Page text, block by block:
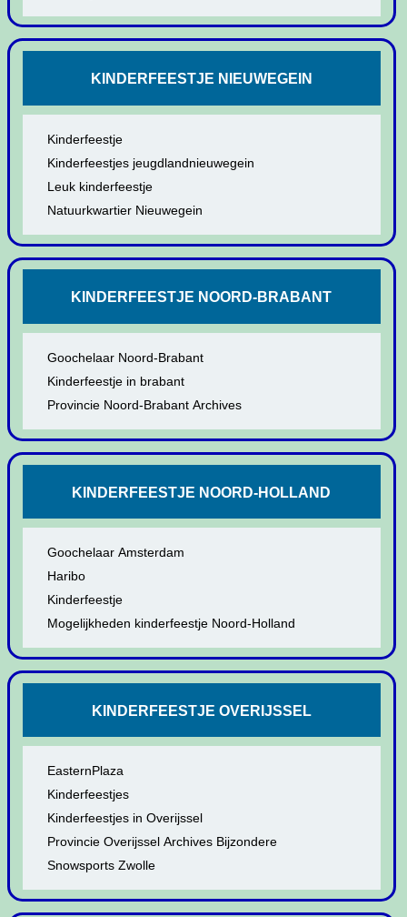
KINDERFEESTJE NIEUWEGEIN
Kinderfeestje
Kinderfeestjes jeugdlandnieuwegein
Leuk kinderfeestje
Natuurkwartier Nieuwegein
KINDERFEESTJE NOORD-BRABANT
Goochelaar Noord-Brabant
Kinderfeestje in brabant
Provincie Noord-Brabant Archives
KINDERFEESTJE NOORD-HOLLAND
Goochelaar Amsterdam
Haribo
Kinderfeestje
Mogelijkheden kinderfeestje Noord-Holland
KINDERFEESTJE OVERIJSSEL
EasternPlaza
Kinderfeestjes
Kinderfeestjes in Overijssel
Provincie Overijssel Archives Bijzondere
Snowsports Zwolle